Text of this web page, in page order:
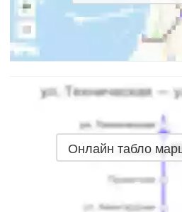
Онлайн табло